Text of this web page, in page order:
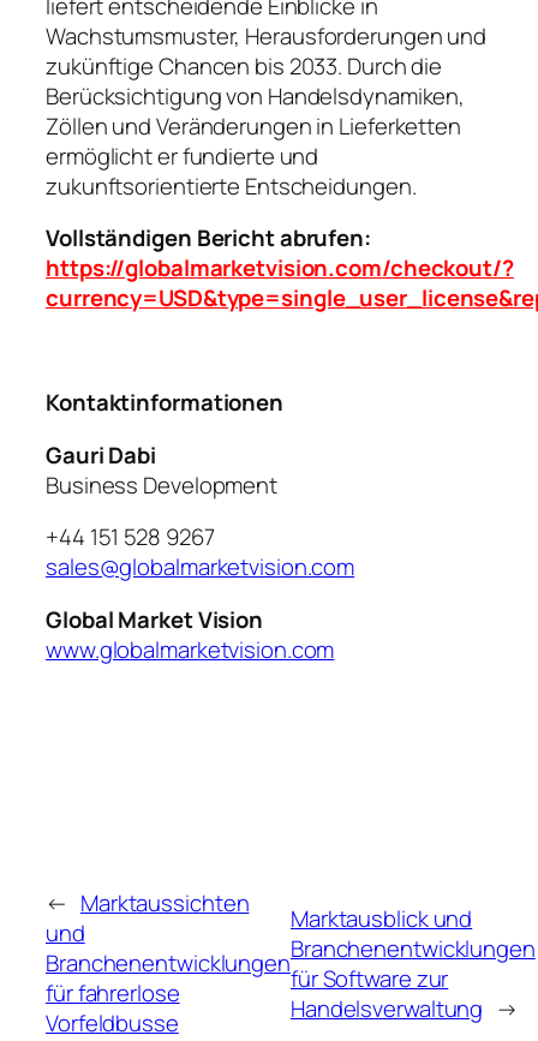
Wachstumsmuster, Herausforderungen und
zukünftige Chancen bis 2033. Durch die
Berücksichtigung von Handelsdynamiken,
Zöllen und Veränderungen in Lieferketten
ermöglicht er fundierte und
zukunftsorientierte Entscheidungen.
Vollständigen Bericht abrufen:
https://globalmarketvision.com/checkout/?
Kontaktinformationen
Gauri Dabi
Business Development
+44 151 528 9267
sales@globalmarketvision.com
Global Market Vision
www.globalmarketvision.com
← Marktaussichten
und
Branchenentwicklungen
für fahrerlose
Vorfeldbusse
Marktausblick und
Branchenentwicklungen
für Software zur
Handelsverwaltung →